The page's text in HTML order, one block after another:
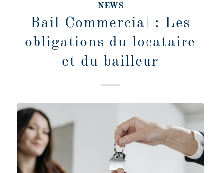
NEWS
Bail Commercial : Les
obligations du locataire
et du bailleur